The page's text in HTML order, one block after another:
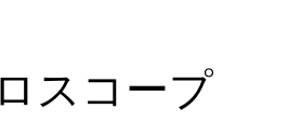
スコープ